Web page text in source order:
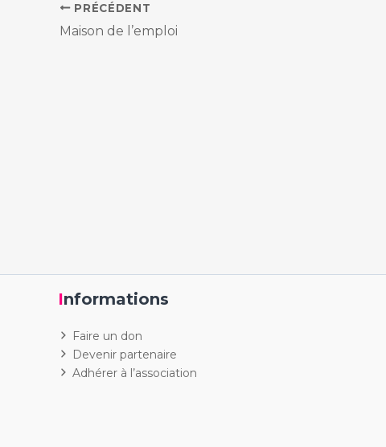
PRÉCÉDENT
Maison de l’emploi
Informations
Faire un don
Devenir partenaire
Adhérer à l’association